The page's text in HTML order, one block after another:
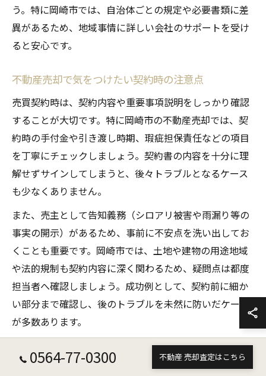
う。特に岡崎市では、自治体ごとの規定や必要書類に差
異があるため、地域事情に詳しい会社のサポートを受け
ると安心です。
不動産売却で気をつけたい契約時の注意点
売買契約時は、契約内容や重要事項説明をしっかり確認
することが大切です。特に岡崎市の不動産売却では、契
約時の手付金や引き渡し時期、瑕疵担保責任などの項目
を丁寧にチェックしましょう。契約書の内容を十分に理
解せずサインしてしまうと、後々トラブルとなるケース
も少なくありません。
また、売主として告知義務（シロアリ被害や雨漏り等の
事実の開示）があるため、事前に不安点を洗い出してお
くことも重要です。岡崎市では、土地や建物の用途地域
や法的規制も契約内容に深く関わるため、疑問点は都度
担当者へ確認しましょう。成功例として、契約前に細か
い部分まで確認し、後のトラブルを未然に防いだケース
が多数あります。
スムーズな引き渡しを実現する不動産売却方法
0564-77-0300 不動産 売却査定はこちら